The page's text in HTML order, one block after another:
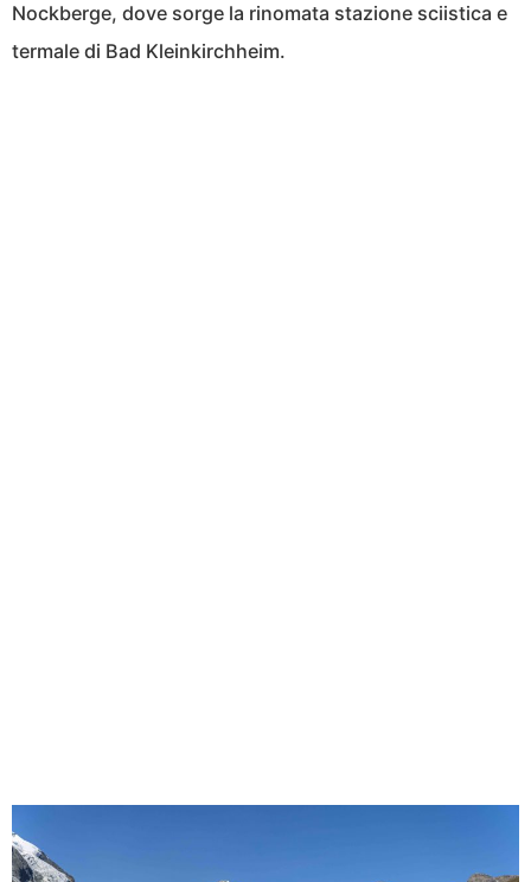
Nockberge, dove sorge la rinomata stazione sciistica e
termale di Bad Kleinkirchheim.